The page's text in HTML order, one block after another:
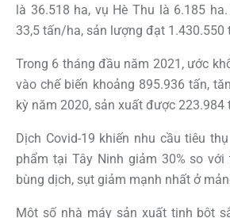
là 36.518 ha, vụ Hè Thu là 6.185
33,5 tấn/ha, sản lượng đạt 1.430.550
Trong 6 tháng đầu năm 2021, ước
vào chế biến khoảng 895.936 tấn,
kỳ năm 2020, sản xuất được 223.984
Dịch Covid-19 khiến nhu cầu tiêu
phẩm tại Tây Ninh giảm 30% so
bùng dịch, sụt giảm mạnh nhất ở
Một số nhà máy sản xuất tinh bột